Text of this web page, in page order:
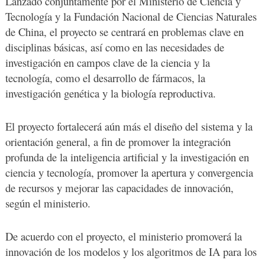
Tecnología y la Fundación Nacional de Ciencias Naturales
de China, el proyecto se centrará en problemas clave en
disciplinas básicas, así como en las necesidades de
investigación en campos clave de la ciencia y la
tecnología, como el desarrollo de fármacos, la
investigación genética y la biología reproductiva.
El proyecto fortalecerá aún más el diseño del sistema y la
orientación general, a fin de promover la integración
profunda de la inteligencia artificial y la investigación en
ciencia y tecnología, promover la apertura y convergencia
de recursos y mejorar las capacidades de innovación,
según el ministerio.
De acuerdo con el proyecto, el ministerio promoverá la
innovación de los modelos y los algoritmos de IA para los